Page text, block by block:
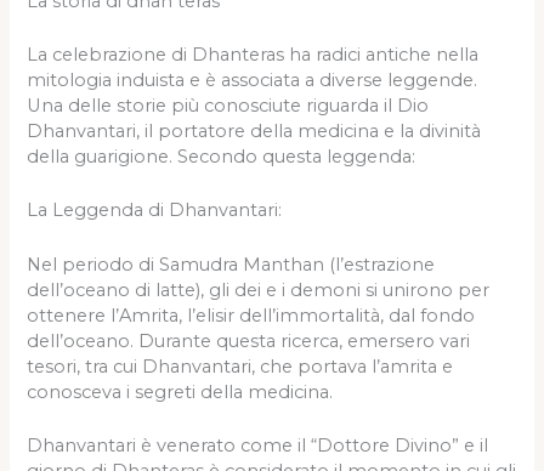
La celebrazione di Dhanteras ha radici antiche nella
mitologia induista e è associata a diverse leggende.
Una delle storie più conosciute riguarda il Dio
Dhanvantari, il portatore della medicina e la divinità
della guarigione. Secondo questa leggenda:
La Leggenda di Dhanvantari:
Nel periodo di Samudra Manthan (l’estrazione
dell’oceano di latte), gli dei e i demoni si unirono per
ottenere l’Amrita, l’elisir dell’immortalità, dal fondo
dell’oceano. Durante questa ricerca, emersero vari
tesori, tra cui Dhanvantari, che portava l’amrita e
conosceva i segreti della medicina.
Dhanvantari è venerato come il “Dottore Divino” e il